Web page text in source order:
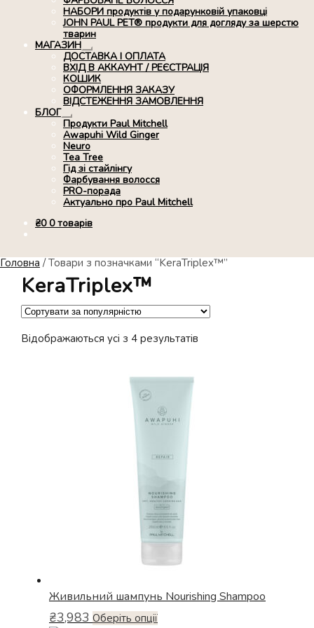
НАБОРИ продуктів у подарунковій упаковці
JOHN PAUL PET® продукти для догляду за шерстю
тварин
МАГАЗИН
Розгорнуте
вкладене
меню
ДОСТАВКА І ОПЛАТА
ВХІД В АККАУНТ / РЕЄСТРАЦІЯ
КОШИК
ОФОРМЛЕННЯ ЗАКАЗУ
ВІДСТЕЖЕННЯ ЗАМОВЛЕННЯ
БЛОГ
Розгорнуте
вкладене
меню
Продукти Paul Mitchell
Awapuhi Wild Ginger
Neuro
Tea Tree
Гід зі стайлінгу
Фарбування волосся
PRO-порада
Актуально про Paul Mitchell
₴0 0 товарів
Головна /Товари з позначками “KeraTriplex™”
KeraTriplex™
Відображаються усі з 4 результатів
Живильний шампунь Nourishing Shampoo
₴3,983 Оберіть опціїЦей